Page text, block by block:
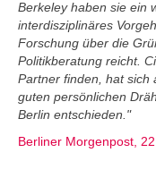
Berkeley haben sie ein
interdisziplinäres
Forschung über die
Politikberatung reicht.
Partner finden, hat sich
guten persönlichen
Berlin entschieden."
Berliner Morgenpost,